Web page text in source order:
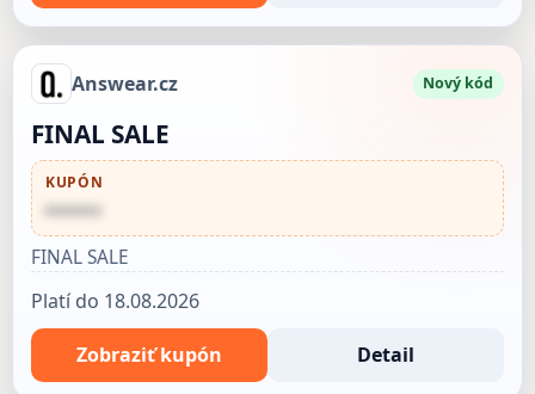
Answear.cz Nový kód
FINAL SALE
KUPÓN
••••••
FINAL SALE
Platí do 18.08.2026
Zobraziť kupón Detail